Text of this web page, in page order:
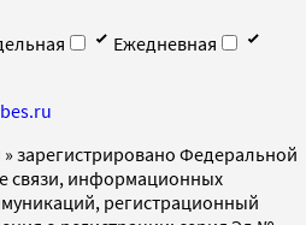
Ежедневная
» зарегистрировано Федеральной
связи, информационных
регистрационный